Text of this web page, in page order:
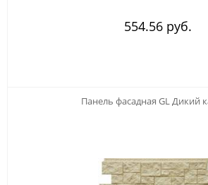
554.56 руб.
Панель фасадная GL Дикий